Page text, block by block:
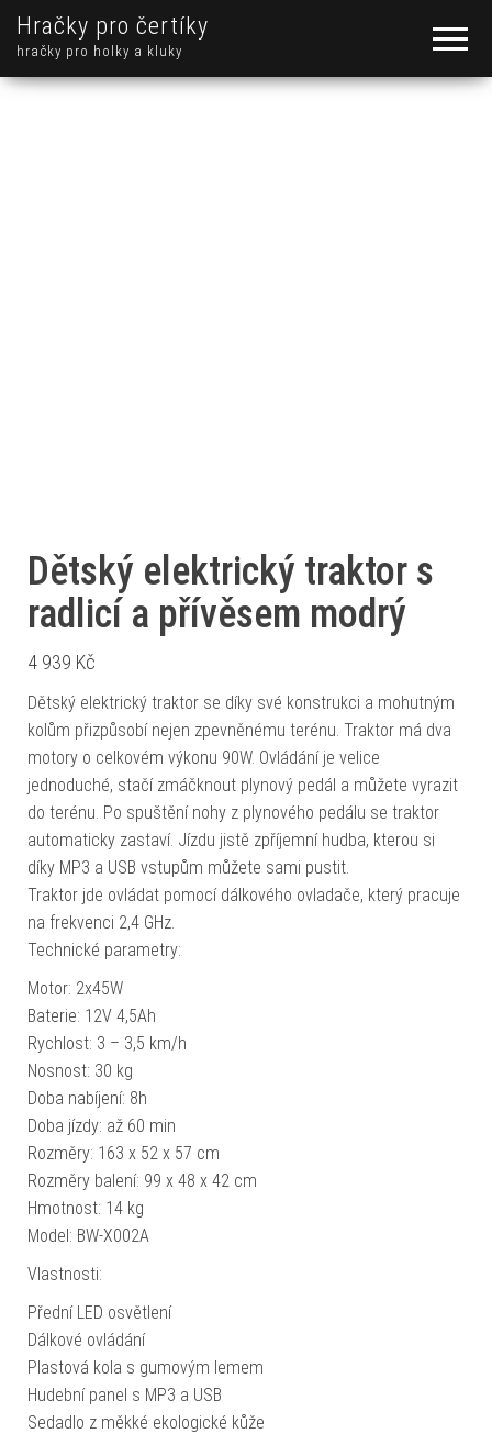
Hračky pro čertíky
hračky pro holky a kluky
Dětský elektrický traktor s
radlicí a přívěsem modrý
4 939 Kč
Dětský elektrický traktor se díky své konstrukci a mohutným
kolům přizpůsobí nejen zpevněnému terénu. Traktor má dva
motory o celkovém výkonu 90W. Ovládání je velice
jednoduché, stačí zmáčknout plynový pedál a můžete vyrazit
do terénu. Po spuštění nohy z plynového pedálu se traktor
automaticky zastaví. Jízdu jistě zpříjemní hudba, kterou si
díky MP3 a USB vstupům můžete sami pustit.
Traktor jde ovládat pomocí dálkového ovladače, který pracuje
na frekvenci 2,4 GHz.
Technické parametry:
Motor: 2x45W
Baterie: 12V 4,5Ah
Rychlost: 3 – 3,5 km/h
Nosnost: 30 kg
Doba nabíjení: 8h
Doba jízdy: až 60 min
Rozměry: 163 x 52 x 57 cm
Rozměry balení: 99 x 48 x 42 cm
Hmotnost: 14 kg
Model: BW-X002A
Vlastnosti:
Přední LED osvětlení
Dálkové ovládání
Plastová kola s gumovým lemem
Hudební panel s MP3 a USB
Sedadlo z měkké ekologické kůže